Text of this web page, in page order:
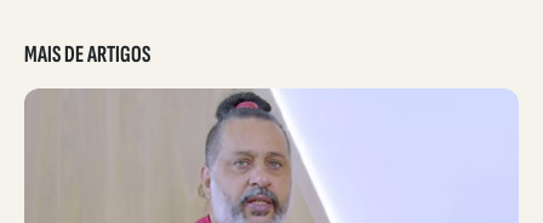
MAIS DE ARTIGOS